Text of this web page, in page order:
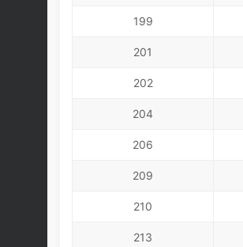
199
201
202
204
206
209
210
213